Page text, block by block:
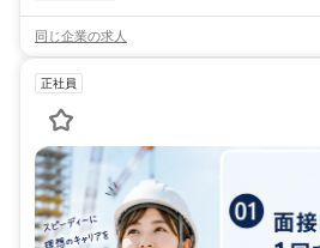
同じ企業の求人
正社員